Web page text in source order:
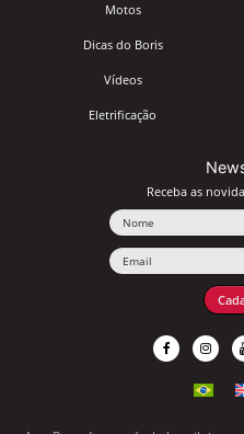
Motos
Dicas do Boris
Vídeos
Eletrificação
Receba as